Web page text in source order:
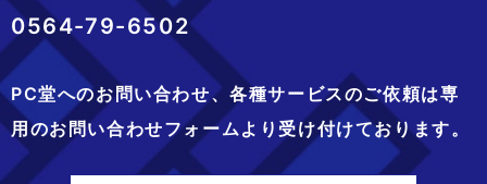
0564-79-6502
PC堂へのお問い合わせ、各種サービスのご依頼は専
用のお問い合わせフォームより 受け付けております。